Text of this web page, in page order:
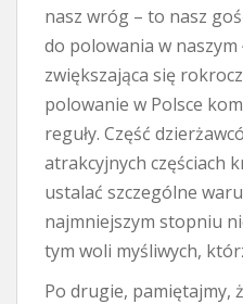
nasz wróg – to nasz
do polowania w naszym
zwiększająca się
polowanie w Polsce
reguły. Część
atrakcyjnych częściach
ustalać szczególne
najmniejszym stopniu
tym woli myśliwych,
Po drugie, pamiętajmy,